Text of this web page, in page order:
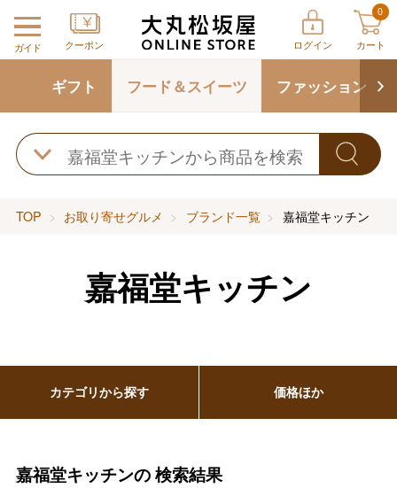
ガイド クーポン ログイン
0
カート
ギフト フード＆スイーツ ファッション
TOP お取り寄せグルメ ブランド一覧 嘉福堂キッチン
嘉福堂キッチン
嘉福堂キッチンの検索結果
カテゴリから探す 価格ほか